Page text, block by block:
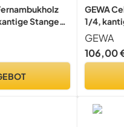
Stange
Qualität 3/4
GEWA
1/4,
Stange 1/4
GEWA
106,00